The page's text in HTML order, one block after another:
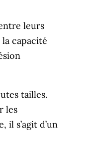
leurs
capacité
tailles.
les
s’agit d’un